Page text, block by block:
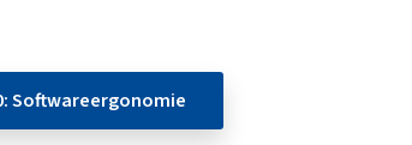
Softwareergonomie